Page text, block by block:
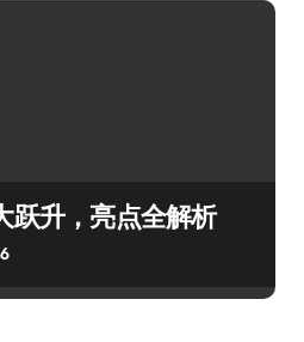
跃升，亮点全解析